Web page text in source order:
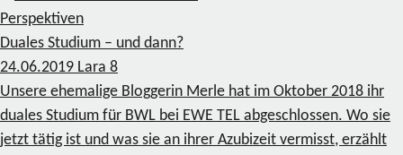
Perspektiven
Duales Studium – und dann?
24.06.2019 Lara 8
Unsere ehemalige Bloggerin Merle hat im Oktober 2018 ihr
duales Studium für BWL bei EWE TEL abgeschlossen. Wo sie
jetzt tätig ist und was sie an ihrer Azubizeit vermisst, erzählt